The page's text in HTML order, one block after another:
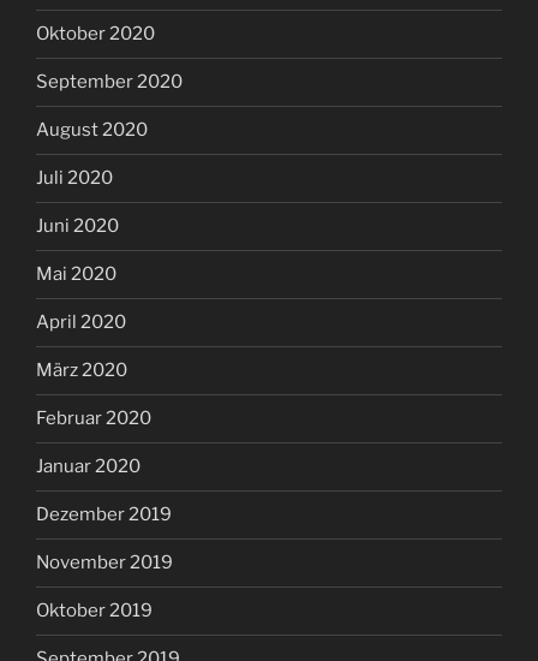
Oktober 2020
September 2020
August 2020
Juli 2020
Juni 2020
Mai 2020
April 2020
März 2020
Februar 2020
Januar 2020
Dezember 2019
November 2019
Oktober 2019